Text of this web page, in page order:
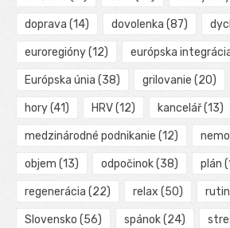
doprava (14) dovolenka (87)
euroregióny(12) európska
Európska únia (38) grilovanie (20)
hory(41) HRV(12) kancelář(13)
medzinárodné podnikanie (12)
objem (13) odpočinok(38) plán
regenerácia (22) relax (50)
Slovensko (56) spánok(24)